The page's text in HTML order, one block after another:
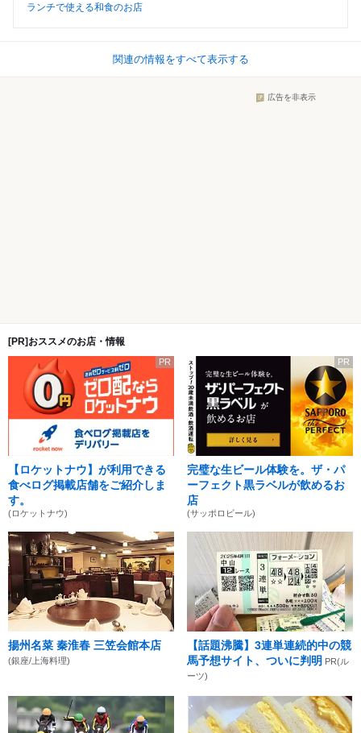
ランチで使える和食のお店
関連の情報をすべて表示する
広告を非表示
[PR]おススメのお店・情報
PR
【ロケットナウ】が利用できる
食べログ掲載店舗をご紹介しま
す。
(ロケットナウ)
PR
完璧な生ビール体験を。ザ・パ
ーフェクト黒ラベルが飲めるお
店
(サッポロビール)
揚州名菜 秦淮春 三笠会館本店
(銀座/上海料理)
【話題沸騰】3連単連続的中の競
馬予想サイト、ついに判明 PR(ル
ーツ)